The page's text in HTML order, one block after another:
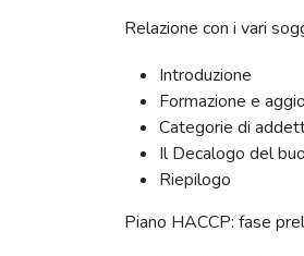
Relazione con i vari
Introduzione
Formazione e
Categorie di
Il Decalogo del
Riepilogo
Piano HACCP: fase